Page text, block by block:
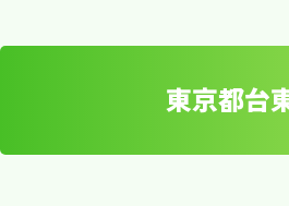
東京都台